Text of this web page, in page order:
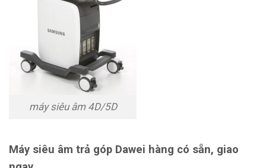
máy siêu âm 4D/5D
Máy siêu âm trả góp Dawei hàng có sẵn, giao